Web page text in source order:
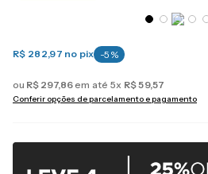
R$ 282,97 no pix -5 %
ou R$ 297,86 em até 5x R$59,57
Conferir opções de parcelamento e pagamento